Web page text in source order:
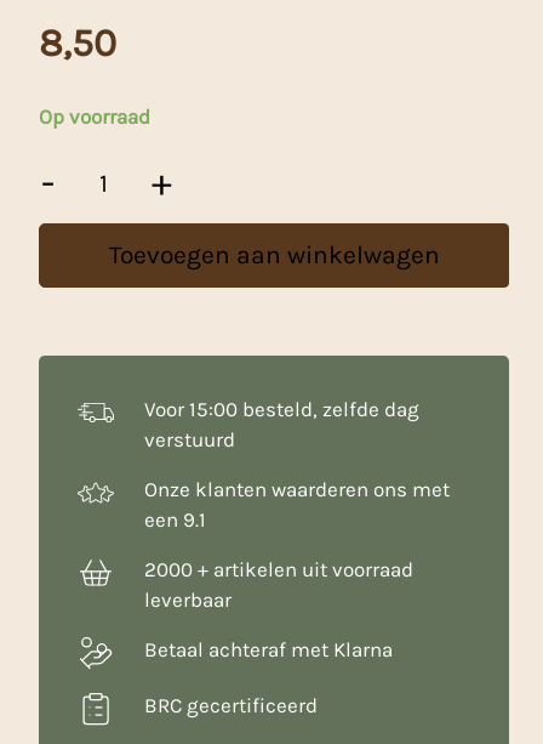
8,50
Op voorraad
-
met
10cm
+
Toevoegen aan winkelwagen
Voor 15:00 besteld, zelfde dag
verstuurd
Onze klanten waarderen ons met
een 9.1
2000 + artikelen uit voorraad
leverbaar
Betaal achteraf met Klarna
BRC gecertificeerd